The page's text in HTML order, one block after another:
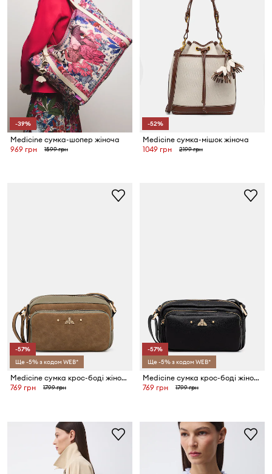
-39%
Medicine сумка-шопер жіноча
969 грн
1599 грн
-52%
Medicine сумка-мішок жіноча
1049 грн
2199 грн
-57%
Ще -5% з кодом WEB*
Medicine сумка крос-боді жіноча
769 грн
1799 грн
-57%
Ще -5% з кодом WEB*
Medicine сумка крос-боді жіноча
769 грн
1799 грн